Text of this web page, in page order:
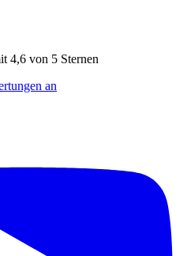
4,6 von 5 Sternen
an